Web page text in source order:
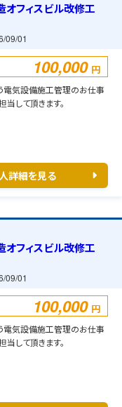
オフィスビル改修工
09/01
100,000 円
電気設備施工管理のお仕事
して頂きます。
詳細を見る
オフィスビル改修工
09/01
100,000 円
電気設備施工管理のお仕事
して頂きます。